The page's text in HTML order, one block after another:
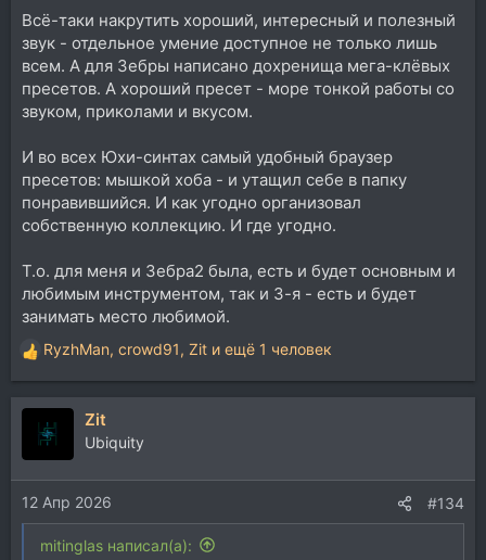
Всё-таки накрутить хороший, интересный и полезный
звук - отдельное умение доступное не только лишь
всем. А для Зебры написано дохренища мега-клёвых
пресетов. А хороший пресет - море тонкой работы со
звуком, приколами и вкусом.
И во всех Юхи-синтах самый удобный браузер
пресетов: мышкой хоба - и утащил себе в папку
понравившийся. И как угодно организовал
собственную коллекцию. И где угодно.
Т.о. для меня и Зебра2 была, есть и будет основным и
любимым инструментом, так и 3-я - есть и будет
занимать место любимой.
Р
е
а
и
и
:
RyzhMan, crowd91, Zit и ещё 1 человек
Zit
Ubiquity
12 Апр 2026 #134
mitinglas написал(а):